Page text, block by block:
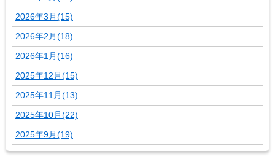
2026年3月(15)
2026年2月(18)
2026年1月(16)
2025年12月(15)
2025年11月(13)
2025年10月(22)
2025年9月(19)